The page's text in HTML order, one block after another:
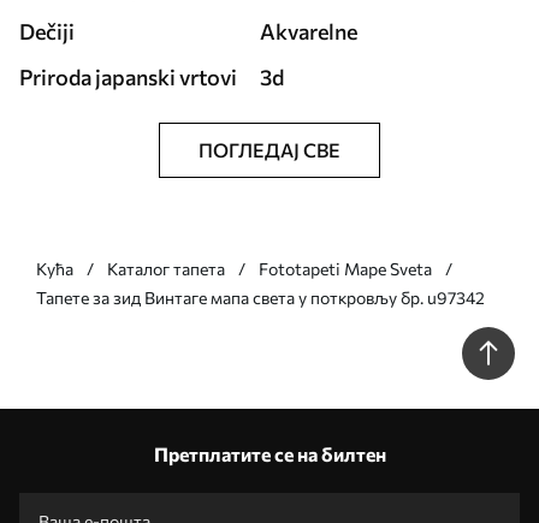
Dečiji
Akvarelne
Priroda japanski vrtovi
3d
ПОГЛЕДАЈ СВЕ
Кућа Каталог тапета
Fototapeti Mape Sveta
Тапете за зид Винтаге мапа света у поткровљу бр. u97342
Претплатите се на билтен